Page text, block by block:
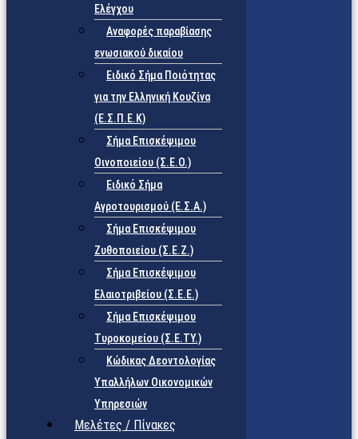
Ελέγχου
Αναφορές παραβίασης
ενωσιακού δικαίου
Ειδικό Σήμα Ποιότητας
για την Ελληνική Κουζίνα
(Ε.Σ.Π.Ε.Κ)
Σήμα Επισκέψιμου
Οινοποιείου (Σ.Ε.Ο.)
Ειδικό Σήμα
Αγροτουρισμού (Ε.Σ.Α.)
Σήμα Επισκέψιμου
Ζυθοποιείου (Σ.Ε.Ζ.)
Σήμα Επισκέψιμου
Ελαιοτριβείου (Σ.Ε.Ε.)
Σήμα Επισκέψιμου
Τυροκομείου (Σ.Ε.TY.)
Κώδικας Δεοντολογίας
Υπαλλήλων Οικονομικών
Υπηρεσιών
Μελέτες / Πίνακες